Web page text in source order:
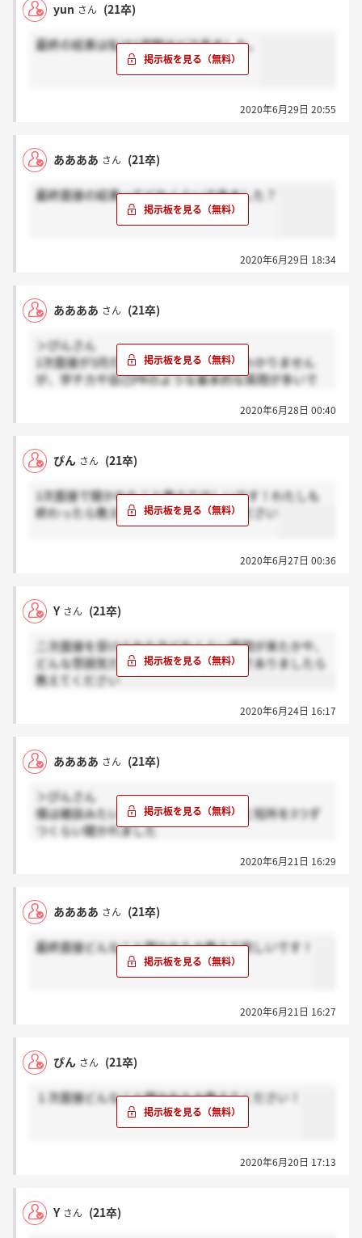
yun さん (21卒)
最終の結果は私は1週間ほどで来ました。
2020年6月29日 20:55
ああああ さん (21卒)
最終面接の結果ってどれくらいで来ました？
2020年6月29日 18:34
ああああ さん (21卒)
＞ぴんさん
1次面接が3月だったので参考になるかわかりません
が、学チカや自己PRのような基本的な質問が多いで
長所、短所を3つずつ聞かれますのでそこは注意で
あとは他の企業よりも内面的な部分を深掘りされま
す。
2020年6月28日 00:40
ぴん さん (21卒)
1次面接で聞かれたこと教えてほしいです！わたしも
終わったら教えるので！！！助けてください
2020年6月27日 00:36
Y さん (21卒)
二次面接を受けられた方どれくらい質問が来たかや、
どんな雰囲気だったかなどでもいいのでありましたら
教えてください
2020年6月24日 16:17
ああああ さん (21卒)
＞ぴんさん
僕は雑談みたいな感じでしたが、長所と短所を3つず
つくらい聞かれました
2020年6月21日 16:29
ああああ さん (21卒)
最終面接どんなこと聞かれたか教えて欲しいです！
2020年6月21日 16:27
ぴん さん (21卒)
１次面接どんなこと聞かれたか教えてください！
2020年6月20日 17:13
Y さん (21卒)